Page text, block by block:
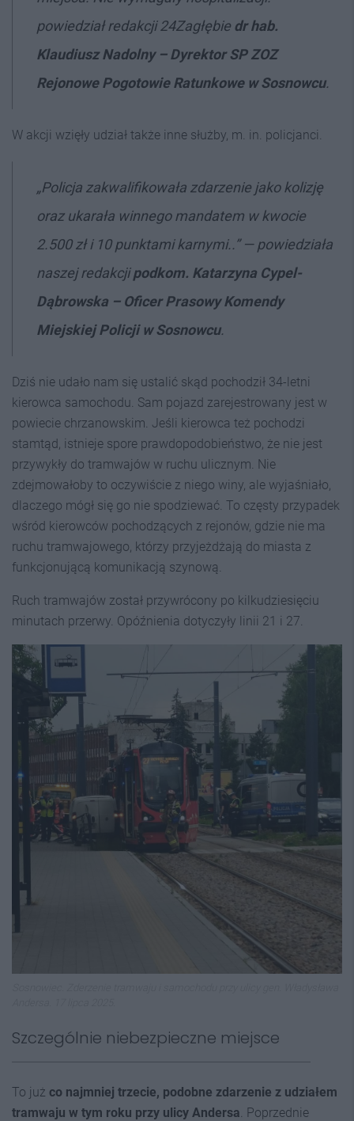
powiedział redakcji 24Zagłębie dr hab.
Klaudiusz Nadolny – Dyrektor SP ZOZ
Rejonowe Pogotowie Ratunkowe w Sosnowcu.
W akcji wzięły udział także inne służby, m. in. policjanci.
„Policja zakwalifikowała zdarzenie jako kolizję
oraz ukarała winnego mandatem w kwocie
2.500 zł i 10 punktami karnymi..” — powiedziała
naszej redakcjipodkom. Katarzyna Cypel-
Dąbrowska – Oficer Prasowy Komendy
Miejskiej Policji w Sosnowcu.
Dziś nie udało nam się ustalić skąd pochodził 34-letni
kierowca samochodu. Sam pojazd zarejestrowany jest w
powiecie chrzanowskim. Jeśli kierowca też pochodzi
stamtąd, istnieje spore prawdopodobieństwo, że nie jest
przywykły do tramwajów w ruchu ulicznym. Nie
zdejmowałoby to oczywiście z niego winy, ale wyjaśniało,
dlaczego mógł się go nie spodziewać. To częsty przypadek
wśród kierowców pochodzących z rejonów, gdzie nie ma
ruchu tramwajowego, którzy przyjeżdżają do miasta z
funkcjonującą komunikacją szynową.
Ruch tramwajów został przywrócony po kilkudziesięciu
minutach przerwy. Opóźnienia dotyczyły linii 21 i 27.
Szczególnie niebezpieczne miejsce
To już co najmniej trzecie, podobne zdarzenie z udziałem
tramwaju w tym roku przy ulicy Andersa. Poprzednie